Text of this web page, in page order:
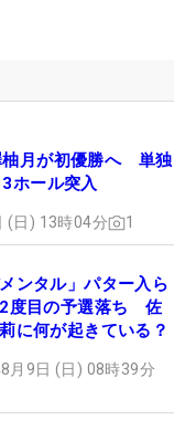
柚月が初優勝へ 単独
ホール突入
(日) 13時04分 1
メンタル」パター入ら
度目の予選落ち 佐
に何が起きている？
月9日 (日) 08時39分